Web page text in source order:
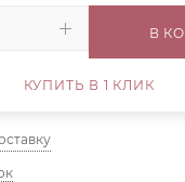
В
КУПИТЬ В 1 КЛИК